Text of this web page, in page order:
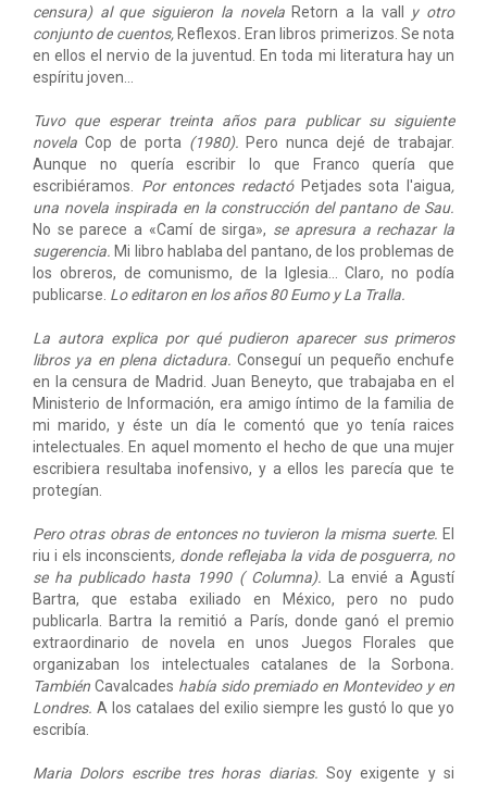
censura) al que siguieron la novela Retorn a la vall
y otro
conjunto de cuentos, Reflexos. Eran libros primerizos. Se nota
en ellos el nervio de la juventud. En toda mi literatura hay un
espíritu joven...
Tuvo que esperar treinta años para publicar su siguiente
novela Cop de porta (1980). Pero nunca dejé de trabajar.
Aunque no quería escribir lo que Franco quería que
escribiéramos.
Por entonces redactó Petjades sota l'aigua,
una novela inspirada en la construcción del pantano de Sau.
No se parece a «Camí de sirga», se apresura a rechazar la
sugerencia. Mi libro hablaba del pantano, de los problemas de
los obreros, de comunismo, de la Iglesia... Claro, no podía
publicarse. Lo editaron en los años 80 Eumo y La Tralla.
La autora explica por qué pudieron aparecer sus primeros
libros ya en plena dictadura.Conseguí un pequeño enchufe
en la censura de Madrid. Juan Beneyto, que trabajaba en el
Ministerio de Información, era amigo íntimo de la familia de
mi marido, y éste un día le comentó que yo tenía raices
intelectuales. En aquel momento el hecho de que una mujer
escribiera resultaba inofensivo, y a ellos les parecía que te
protegían.
Pero otras obras de entonces no tuvieron la misma suerte. El
riu i els inconscients, donde reflejaba la vida de posguerra, no
se ha publicado hasta 1990 ( Columna). La envié a Agustí
Bartra, que estaba exiliado en México, pero no pudo
publicarla. Bartra la remitió a París, donde ganó el premio
extraordinario de novela en unos Juegos Florales que
organizaban los intelectuales catalanes de la Sorbona.
También Cavalcades había sido premiado en Montevideo y en
Londres. A los catalaes del exilio siempre les gustó lo que yo
escribía.
Maria Dolors escribe tres horas diarias. Soy exigente y si